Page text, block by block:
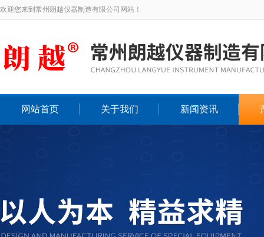
欢迎您来到常州朗越仪器制造有限公司网站！
网站首页 关于我们 新闻资讯